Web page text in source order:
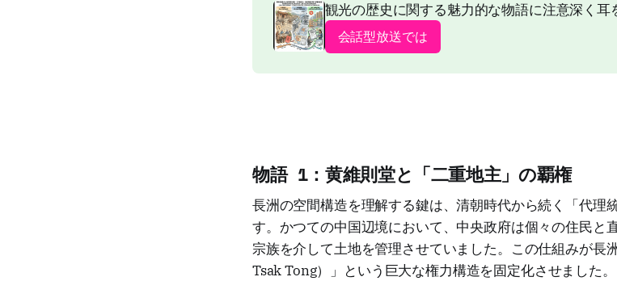
観光の歴史に関する魅力的な物語に注意深く耳
会話型放送では
物語 1：黄維則堂と「二重地主」の覇権
長洲の空間構造を理解する鍵は、清朝時代から続く「代理
す。かつての中国辺境において、中央政府は個々の住民と
宗族を介して土地を管理させていました。この仕組みが長
Tsak Tong）」という巨大な権力構造を固定化させました。